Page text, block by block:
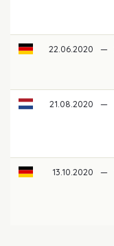
22.06.2020 —
21.08.2020 —
13.10.2020 —